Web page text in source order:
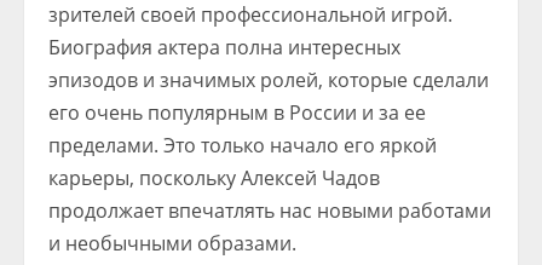
зрителей своей профессиональной игрой.
Биография актера полна интересных
эпизодов и значимых ролей, которые сделали
его очень популярным в России и за ее
пределами. Это только начало его яркой
карьеры, поскольку Алексей Чадов
продолжает впечатлять нас новыми работами
и необычными образами.